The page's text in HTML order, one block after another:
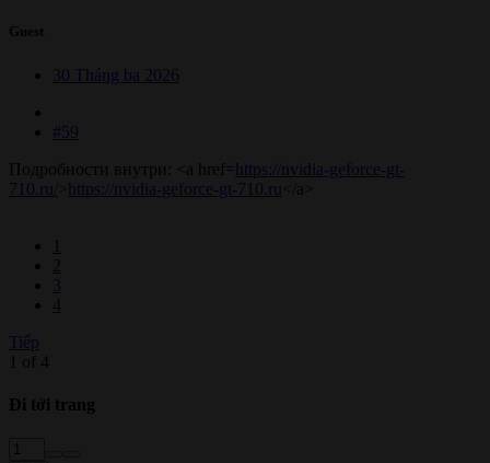
Guest
30 Tháng ba 2026
#59
Подробности внутри: <a href=
https://nvidia-geforce-gt-
710.ru/
https://nvidia-geforce-gt-710.ru </a>
3
4
Tiếp
1 of 4
Đi tới trang